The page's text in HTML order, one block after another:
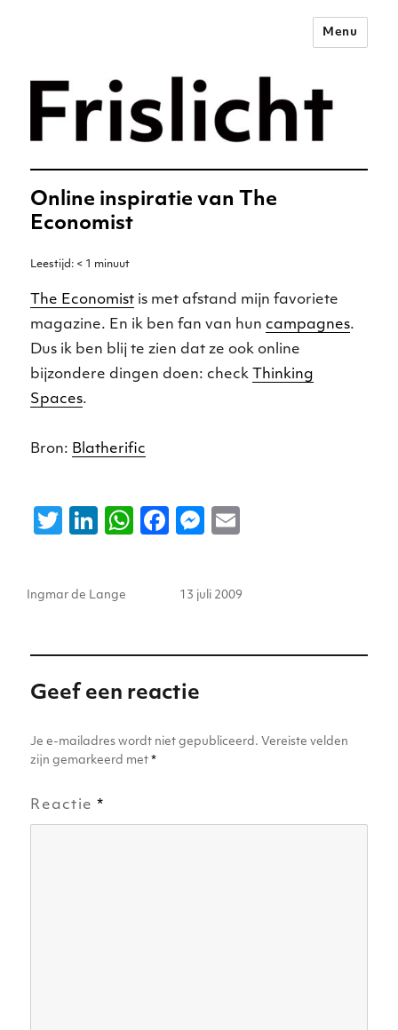
Merkstrategie voor het
digitale tijdperk –
Frislicht
Menu
Online inspiratie van The
Economist
Leestijd: < 1 minuut
The Economist is met afstand mijn favoriete
magazine. En ik ben fan van hun campagnes.
Dus ik ben blij te zien dat ze ook online
bijzondere dingen doen: check
Thinking
Spaces.
Bron: Blatherific
T
te
Li
e
n
W
p
p
F
e
o
o
M
e
g
l
Auteur
Ingmar de Lange
Geplaatst
13 juli 2009
Geef een reactie
Je e-mailadres wordt niet gepubliceerd. Vereiste velden
zijn gemarkeerd met*
Reactie*